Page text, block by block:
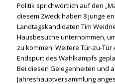
Politik sprichwörtlich auf den
diesem Zweck haben 8 junge
Landtagskandidaten Tim
Hausbesuche unternommen,
zu kommen. Weitere Tür-zu-
Endspurt des Wahlkampfs
Bei diesen Gelegenheiten und
Jahreshauptversammlung